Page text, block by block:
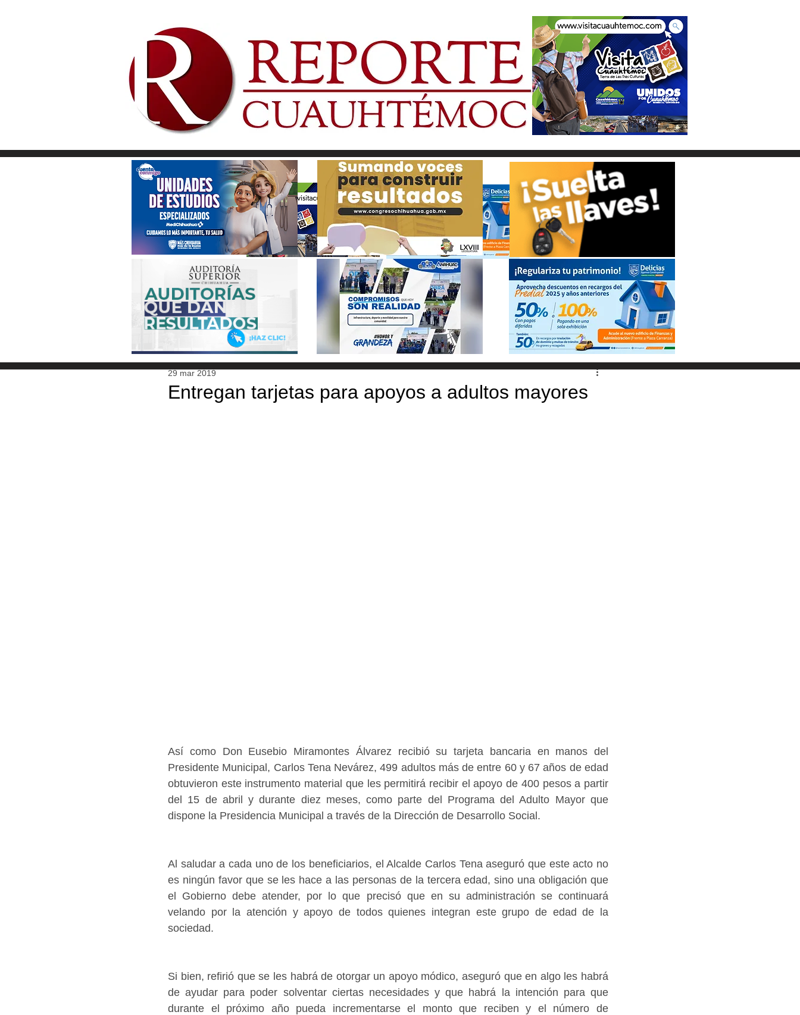
Entregan tarjetas para apoyos a adultos mayores
29 mar 2019
Así como Don Eusebio Miramontes Álvarez recibió su tarjeta bancaria en manos del
Presidente Municipal, Carlos Tena Nevárez, 499 adultos más de entre 60 y 67 años de edad
obtuvieron este instrumento material que les permitirá recibir el apoyo de 400 pesos a partir
del 15 de abril y durante diez meses, como parte del Programa del Adulto Mayor que
dispone la Presidencia Municipal a través de la Dirección de Desarrollo Social.
Al saludar a cada uno de los beneficiarios, el Alcalde Carlos Tena aseguró que este acto no
es ningún favor que se les hace a las personas de la tercera edad, sino una obligación que
el Gobierno debe atender, por lo que precisó que en su administración se continuará
velando por la atención y apoyo de todos quienes integran este grupo de edad de la
sociedad.
Si bien, refirió que se les habrá de otorgar un apoyo módico, aseguró que en algo les habrá
de ayudar para poder solventar ciertas necesidades y que habrá la intención para que
durante el próximo año pueda incrementarse el monto que reciben y el número de